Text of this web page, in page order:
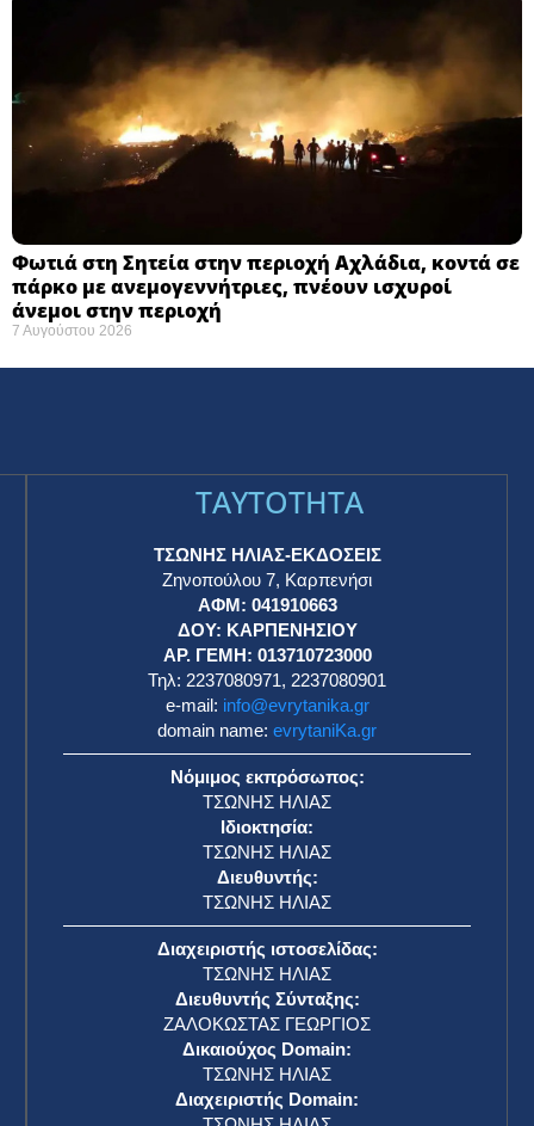
Φωτιά στη Σητεία στην περιοχή Αχλάδια, κοντά σε
πάρκο με ανεμογεννήτριες, πνέουν ισχυροί
άνεμοι στην περιοχή
7 Αυγούστου 2026
TAYTOTHTA
ΤΣΩΝΗΣ ΗΛΙΑΣ-ΕΚΔΟΣΕΙΣ
Ζηνοπούλου 7, Καρπενήσι
ΑΦΜ: 041910663
ΔΟΥ: ΚΑΡΠΕΝΗΣΙΟΥ
ΑΡ. ΓΕΜΗ: 013710723000
Τηλ: 2237080971, 2237080901
e-mail: info@evrytanika.gr
domain name: evrytaniKa.gr
Νόμιμος εκπρόσωπος:
ΤΣΩΝΗΣ ΗΛΙΑΣ
Ιδιοκτησία:
ΤΣΩΝΗΣ ΗΛΙΑΣ
Διευθυντής:
ΤΣΩΝΗΣ ΗΛΙΑΣ
Διαχειριστής ιστοσελίδας:
ΤΣΩΝΗΣ ΗΛΙΑΣ
Διευθυντής Σύνταξης:
ΖΑΛΟΚΩΣΤΑΣ ΓΕΩΡΓΙΟΣ
Δικαιούχος Domain:
ΤΣΩΝΗΣ ΗΛΙΑΣ
Διαχειριστής Domain: